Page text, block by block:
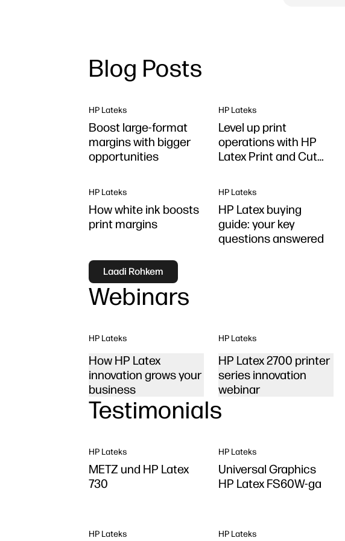
Blog Posts
HP Lateks
Boost large-format
margins with bigger
opportunities
HP Lateks
Level up print
operations with HP
Latex Print and Cut
HP Lateks
How white ink boosts
print margins
HP Lateks
HP Latex buying
guide: your key
questions answered
Laadi Rohkem
Webinars
HP Lateks
How HP Latex
innovation grows your
business
HP Lateks
HP Latex 2700 printer
series innovation
webinar
Testimonials
HP Lateks
METZ und HP Latex
730
HP Lateks
Universal Graphics
HP Latex FS60W-ga
HP Lateks HP Lateks